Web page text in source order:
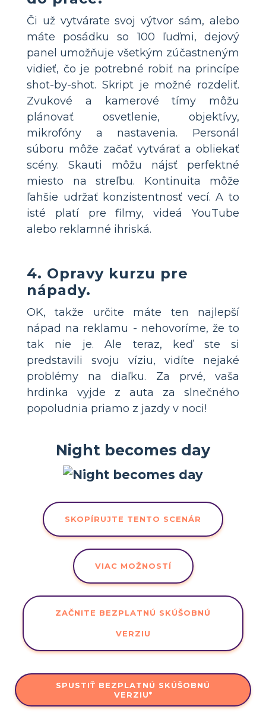
Či už vytvárate svoj výtvor sám, alebo
máte posádku so 100 ľuďmi, dejový
panel umožňuje všetkým zúčastneným
vidieť, čo je potrebné robiť na princípe
shot-by-shot. Skript je možné rozdeliť.
Zvukové a kamerové tímy môžu
plánovať osvetlenie, objektívy,
mikrofóny a nastavenia. Personál
súboru môže začať vytvárať a obliekať
scény. Skauti môžu nájsť perfektné
miesto na streľbu. Kontinuita môže
ľahšie udržať konzistentnosť vecí. A to
isté platí pre filmy, videá YouTube
alebo reklamné ihriská.
4. Opravy kurzu pre
nápady.
OK, takže určite máte ten najlepší
nápad na reklamu - nehovoríme, že to
tak nie je. Ale teraz, keď ste si
predstavili svoju víziu, vidíte nejaké
problémy na diaľku. Za prvé, vaša
hrdinka vyjde z auta za slnečného
popoludnia priamo z jazdy v noci!
Night becomes day
SKOPÍRUJTE TENTO SCENÁR
VIAC MOŽNOSTÍ
ZAČNITE BEZPLATNÚ SKÚŠOBNÚ
VERZIU
SPUSTIŤ BEZPLATNÚ SKÚŠOBNÚ
VERZIU*